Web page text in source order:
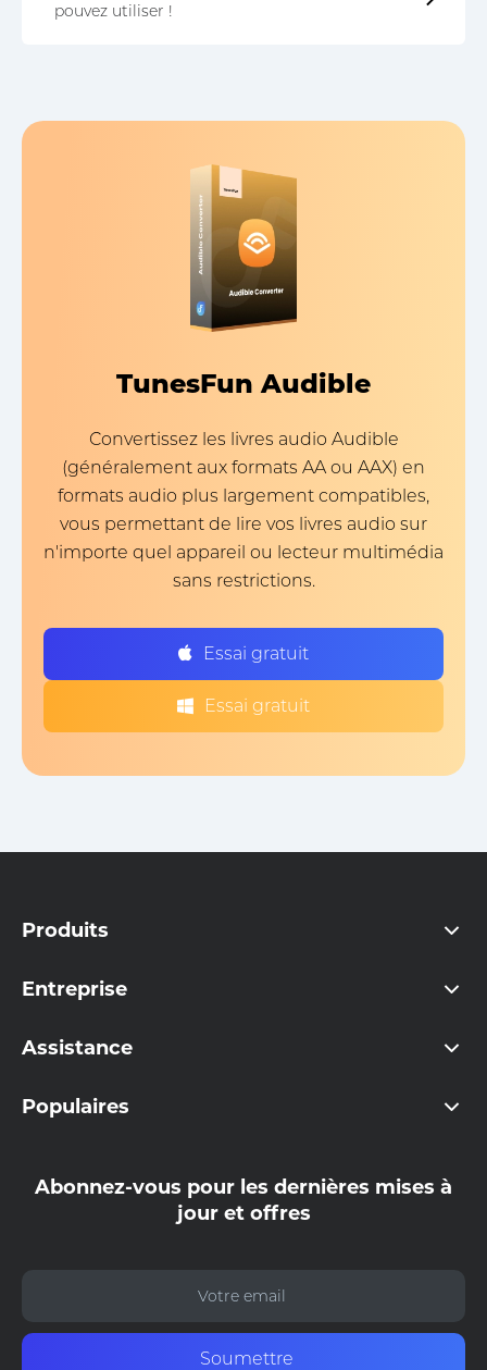
pouvez utiliser !
TunesFun Audible
Convertissez les livres audio Audible
(généralement aux formats AA ou AAX) en
formats audio plus largement compatibles,
vous permettant de lire vos livres audio sur
n'importe quel appareil ou lecteur multimédia
sans restrictions.
Essai gratuit
Essai gratuit
Produits
Entreprise
Assistance
Populaires
Abonnez-vous pour les dernières mises à
jour et offres
Soumettre